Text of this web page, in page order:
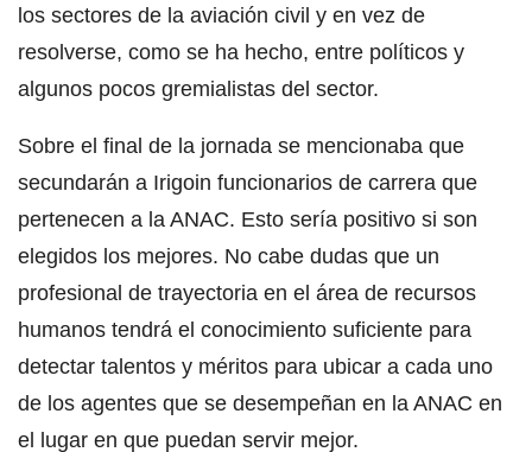
los sectores de la aviación civil y en vez de
resolverse, como se ha hecho, entre políticos y
algunos pocos gremialistas del sector.
Sobre el final de la jornada se mencionaba que
secundarán a Irigoin funcionarios de carrera que
pertenecen a la ANAC. Esto sería positivo si son
elegidos los mejores. No cabe dudas que un
profesional de trayectoria en el área de recursos
humanos tendrá el conocimiento suficiente para
detectar talentos y méritos para ubicar a cada uno
de los agentes que se desempeñan en la ANAC en
el lugar en que puedan servir mejor.